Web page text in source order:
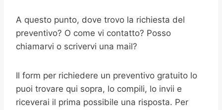
A questo punto, dove trovo la richiesta del
preventivo? O come vi contatto? Posso
chiamarvi o scrivervi una mail?
Il form per richiedere un preventivo gratuito lo
puoi trovare qui sopra, lo compili, lo invii e
riceverai il prima possibile una risposta. Per